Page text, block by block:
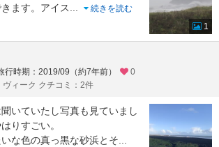
ます。アイス
続きを読む
1
行時期：2019/09（約7年前）
0
ヴィーク クチコミ：2件
いていたし写真も見ていまし
りすごい。
な色の真っ黒な砂浜とそ